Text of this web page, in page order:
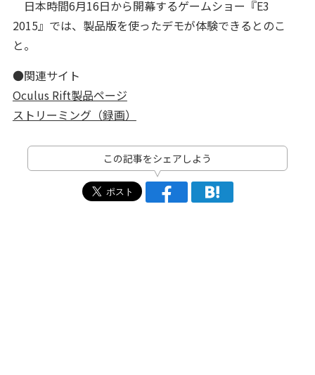
日本時間6月16日から開幕するゲームショー『E3
2015』では、製品版を使ったデモが体験できるとのこ
と。
●関連サイト
Oculus Rift製品ページ
ストリーミング（録画）
この記事をシェアしよう